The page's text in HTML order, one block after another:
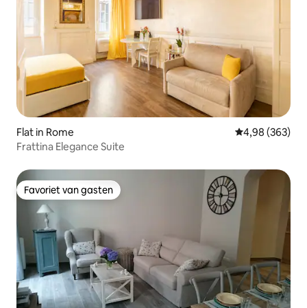
Flat in Rome Gemiddelde
4,98 (363)
Frattina Elegance Suite
Favoriet van gasten
Favoriet van gasten